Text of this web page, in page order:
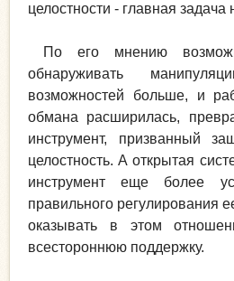
целостности - главная задача
По его мнению
обнаруживать
возможностей больше, и
обмана расширилась,
инструмент, призванный
целостность. А открытая
инструмент еще более
правильного регулирования
оказывать в этом
всестороннюю поддержку.